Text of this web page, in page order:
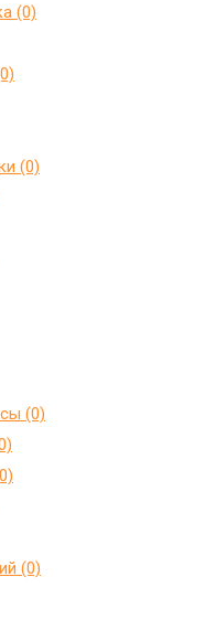
(0)
(0)
(0)
(0)